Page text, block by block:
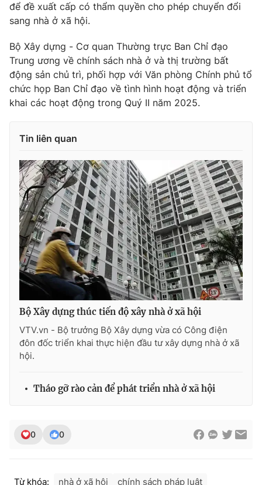
để đề xuất cấp có thẩm quyền cho phép chuyển đổi
sang nhà ở xã hội.
Bộ Xây dựng - Cơ quan Thường trực Ban Chỉ đạo
Trung ương về chính sách nhà ở và thị trường bất
động sản chủ trì, phối hợp với Văn phòng Chính phủ tổ
chức họp Ban Chỉ đạo về tình hình hoạt động và triển
khai các hoạt động trong Quý II năm 2025.
Tin liên quan
Bộ Xây dựng thúc tiến độ xây nhà ở xã hội
VTV.vn - Bộ trưởng Bộ Xây dựng vừa có Công điện
đôn đốc triển khai thực hiện đầu tư xây dựng nhà ở xã
hội.
Tháo gỡ rào cản để phát triển nhà ở xã hội
0 0
Từ khóa: nhà ở xã hội
chính sách pháp luật